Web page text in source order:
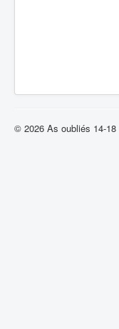
© 2026 As oubliés 14-18